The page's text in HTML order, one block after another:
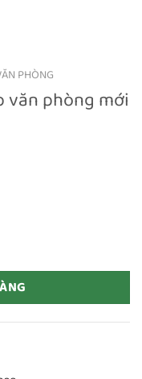
PHÒNG
văn phòng mới
100% giá rẻ